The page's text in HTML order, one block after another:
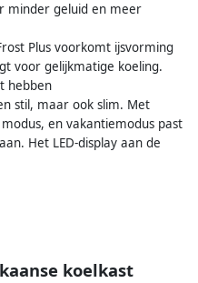
minder geluid en meer
Plus voorkomt ijsvorming
voor gelijkmatige koeling.
hebben
stil, maar ook slim. Met
en vakantiemodus past
Het LED-display aan de
koelkast